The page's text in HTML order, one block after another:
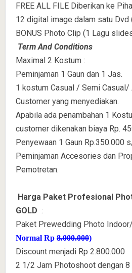
FREE ALL FILE Diberikan ke
12 digital image dalam satu Dvd
BONUS Photo Clip (1 Lagu
Term And Conditions
Maximal 2 Kostum :
Peminjaman 1 Gaun dan 1 Jas.
1 kostum Casual / Semi Casual/
Customer yang menyediakan.
Apabila ada penambahan 1
customer dikenakan biaya Rp.
Penyewaan 1 Gaun Rp.350.000
Peminjaman Accesories dan
Pemotretan.
Harga Paket Profesional
GOLD :
Paket Prewedding Photo
Normal Rp 8.000.000)
Discount menjadi Rp 2.800.000
2 1/2 Jam Photoshoot dengan 8